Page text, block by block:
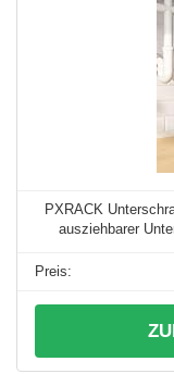
PXRACK
ausziehbarer